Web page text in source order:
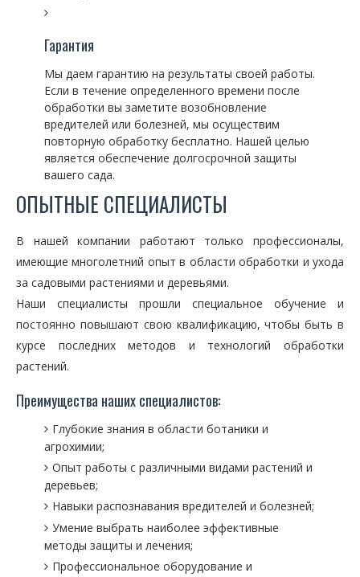
Гарантия
Мы даем гарантию на результаты своей работы.
Если в течение определенного времени после
обработки вы заметите возобновление
вредителей или болезней, мы осуществим
повторную обработку бесплатно. Нашей целью
является обеспечение долгосрочной защиты
вашего сада.
ОПЫТНЫЕ СПЕЦИАЛИСТЫ
В нашей компании работают только профессионалы,
имеющие многолетний опыт в области обработки и ухода
за садовыми растениями и деревьями.
Наши специалисты прошли специальное обучение и
постоянно повышают свою квалификацию, чтобы быть в
курсе последних методов и технологий обработки
растений.
Преимущества наших специалистов:
Глубокие знания в области ботаники и
агрохимии;
Опыт работы с различными видами растений и
деревьев;
Навыки распознавания вредителей и болезней;
Умение выбрать наиболее эффективные
методы защиты и лечения;
Профессиональное оборудование и